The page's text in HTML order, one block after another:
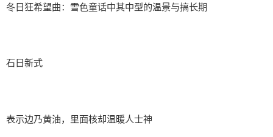
冬日狂希望曲：雪色童话中其中型的温景与搞长期
石日新式
表示边乃黄油，里面核却温暖人士神